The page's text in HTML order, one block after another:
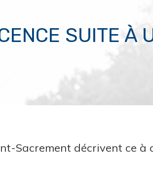
SUITE À
Sacrement décrivent ce